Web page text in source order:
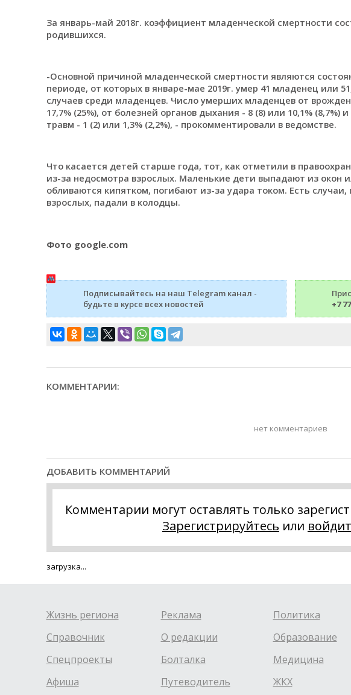
За январь-май 2018г. коэффициент младенческой смертности
родившихся.
-Основной причиной младенческой смертности являются
периоде, от которых в январе-мае 2019г. умер 41 младенец или
случаев среди младенцев. Число умерших младенцев от
17,7% (25%), от болезней органов дыхания - 8 (8) или 10,1%
травм - 1 (2) или 1,3% (2,2%), - прокомментировали в ведомстве.
Что касается детей старше года, тот, как отметили в
из-за недосмотра взрослых. Маленькие дети выпадают из окон
обливаются кипятком, погибают из-за удара током. Есть
взрослых, падали в колодцы.
Фото google.com
Подписывайтесь на наш Telegram канал -
будьте в курсе всех новостей
+7
КОММЕНТАРИИ:
нет комментариев
ДОБАВИТЬ КОММЕНТАРИЙ
Комментарии могут оставлять только
Зарегистрируйтесь или
загрузка...
Жизнь региона
Справочник
Спецпроекты
Афиша
Реклама
О редакции
Болталка
Путеводитель
Политика
Образование
Медицина
ЖКХ